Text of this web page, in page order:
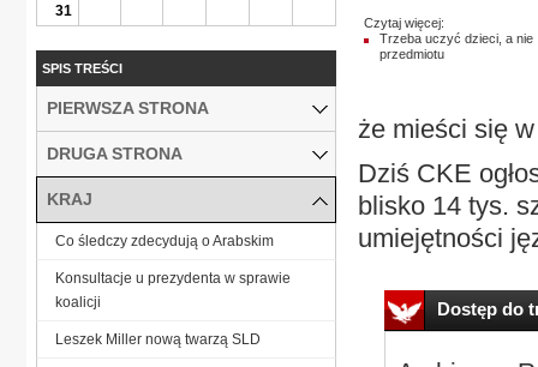
Czytaj więcej:
Trzeba uczyć dzieci, a nie
przedmiotu
że mieści się
Dziś CKE
blisko 14 tys.
umiejętności
Dostęp do
31
SPIS TREŚCI
PIERWSZA STRONA
DRUGA STRONA
KRAJ
Co śledczy zdecydują o Arabskim
Konsultacje u prezydenta w sprawie
koalicji
Leszek Miller nową twarzą SLD